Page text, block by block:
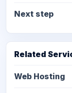
Next step
Related
Web Hosting